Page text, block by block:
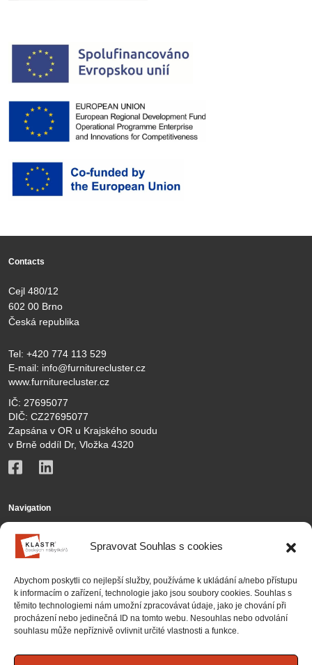
Spravovat Souhlas s cookies
Abychom poskytli co nejlepší služby, používáme k ukládání a/nebo přístupu
k informacím o zařízení, technologie jako jsou soubory cookies. Souhlas s
těmito technologiemi nám umožní zpracovávat údaje, jako je chování při
procházení nebo jedinečná ID na tomto webu. Nesouhlas nebo odvolání
souhlasu může nepříznivě ovlivnit určité vlastnosti a funkce.
Contacts
Cejl 480/12
602 00 Brno
Česká republika
Tel: +420 774 113 529
E-mail: info@furniturecluster.cz
www.furniturecluster.cz
IČ: 27695077
DIČ: CZ27695077
Zapsána v OR u Krajského soudu
v Brně oddíl Dr, Vložka 4320
Navigation
KČN
Activities
Contact
Partnership
Projects